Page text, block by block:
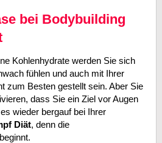
bei Bodybuilding
Kohlenhydrate werden Sie sich
fühlen und auch mit Ihrer
zum Besten gestellt sein. Aber Sie
dass Sie ein Ziel vor Augen
wieder bergauf bei Ihrer
Diät, denn die